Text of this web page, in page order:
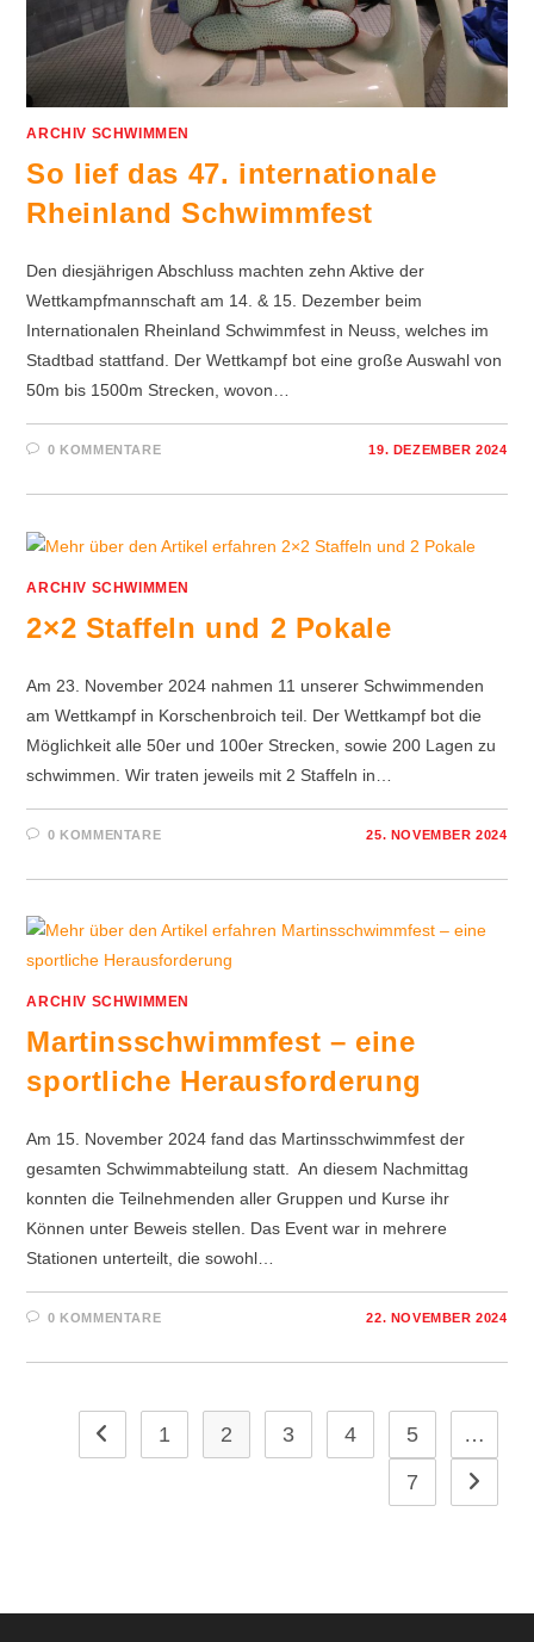
ARCHIV SCHWIMMEN
So lief das 47. internationale
Rheinland Schwimmfest
Den diesjährigen Abschluss machten zehn Aktive der
Wettkampfmannschaft am 14. & 15. Dezember beim
Internationalen Rheinland Schwimmfest in Neuss, welches im
Stadtbad stattfand. Der Wettkampf bot eine große Auswahl von
50m bis 1500m Strecken, wovon…
0 KOMMENTARE 19. DEZEMBER 2024
ARCHIV SCHWIMMEN
2×2 Staffeln und 2 Pokale
Am 23. November 2024 nahmen 11 unserer Schwimmenden
am Wettkampf in Korschenbroich teil. Der Wettkampf bot die
Möglichkeit alle 50er und 100er Strecken, sowie 200 Lagen zu
schwimmen. Wir traten jeweils mit 2 Staffeln in…
0 KOMMENTARE 25. NOVEMBER 2024
ARCHIV SCHWIMMEN
Martinsschwimmfest – eine
sportliche Herausforderung
Am 15. November 2024 fand das Martinsschwimmfest der
gesamten Schwimmabteilung statt. An diesem Nachmittag
konnten die Teilnehmenden aller Gruppen und Kurse ihr
Können unter Beweis stellen. Das Event war in mehrere
Stationen unterteilt, die sowohl…
0 KOMMENTARE 22. NOVEMBER 2024
Zur vorherigen Seite
1 2 3 4 5
…
7
Zur